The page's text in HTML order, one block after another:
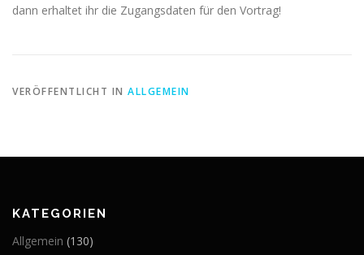
dann erhaltet ihr die Zugangsdaten für den Vortrag!
VERÖFFENTLICHT IN ALLGEMEIN
KATEGORIEN
Allgemein (130)